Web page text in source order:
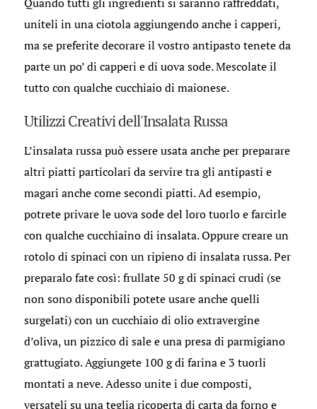
uniteli in una ciotola aggiungendo anche i capperi,
ma se preferite decorare il vostro antipasto tenete da
parte un po’ di capperi e di uova sode. Mescolate il
tutto con qualche cucchiaio di maionese.
Utilizzi Creativi dell'Insalata Russa
L’insalata russa può essere usata anche per preparare
altri piatti particolari da servire tra gli antipasti e
magari anche come secondi piatti. Ad esempio,
potrete privare le uova sode del loro tuorlo e farcirle
con qualche cucchiaino di insalata. Oppure creare un
rotolo di spinaci con un ripieno di insalata russa. Per
preparalo fate così: frullate 50 g di spinaci crudi (se
non sono disponibili potete usare anche quelli
surgelati) con un cucchiaio di olio extravergine
d’oliva, un pizzico di sale e una presa di parmigiano
grattugiato. Aggiungete 100 g di farina e 3 tuorli
montati a neve. Adesso unite i due composti,
versateli su una teglia ricoperta di carta da forno e